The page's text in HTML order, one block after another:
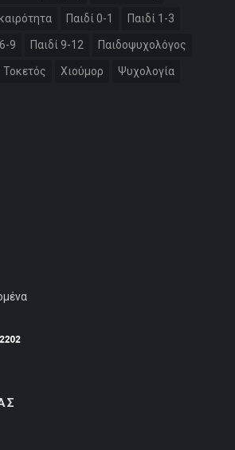
Παιδί 0-1 Παιδί 1-3
9 Παιδί 9-12 Παιδοψυχολόγος
Τοκετός Χιούμορ Ψυχολογία